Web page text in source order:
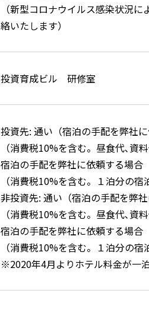
（新型コロナウイルス感染状況
絡いたします）
投資育成ビル 研修室
投資先: 通い（宿泊の手配を弊社
（消費税10%を含む。昼食代､資料
宿泊の手配を弊社に依頼する場
（消費税10%を含む。１泊分の宿
非投資先: 通い（宿泊の手配を弊
（消費税10%を含む。昼食代､資料
宿泊の手配を弊社に依頼する場
（消費税10%を含む。１泊分の
※2020年4月よりホテル料金が一